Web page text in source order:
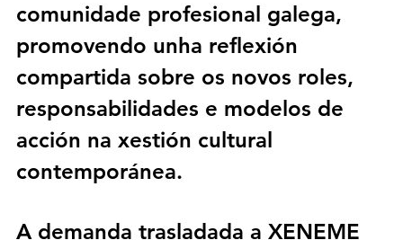
comunidade profesional galega,
promovendo unha reflexión
compartida sobre os novos roles,
responsabilidades e modelos de
acción na xestión cultural
contemporánea.
A demanda trasladada a XENEME